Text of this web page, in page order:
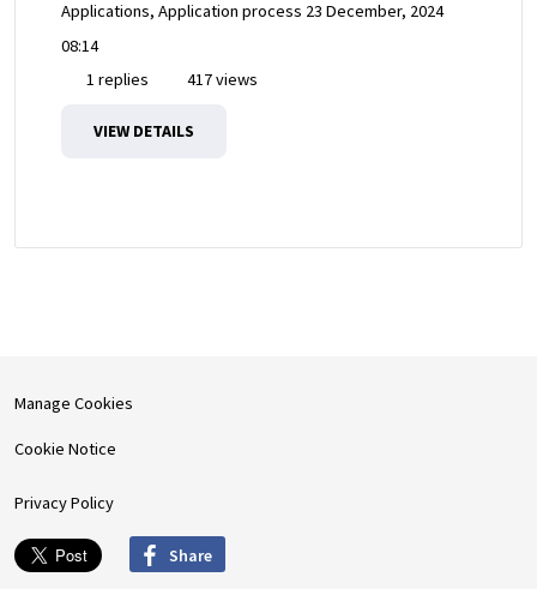
Applications, Application process 23 December, 2024
08:14
1 replies
417 views
VIEW DETAILS
Manage Cookies
Cookie Notice
Privacy Policy
Share